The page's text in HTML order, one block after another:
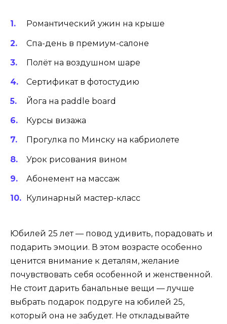
Романтический ужин на крыше
Спа-день в премиум-салоне
Полёт на воздушном шаре
Сертификат в фотостудию
Йога на paddle board
Курсы визажа
Прогулка по Минску на кабриолете
Урок рисования вином
Абонемент на массаж
Кулинарный мастер-класс
Юбилей 25 лет — повод удивить, порадовать и
подарить эмоции. В этом возрасте особенно
ценится внимание к деталям, желание
почувствовать себя особенной и женственной.
Не стоит дарить банальные вещи — лучше
выбрать подарок подруге на юбилей 25,
который она не забудет. Не откладывайте